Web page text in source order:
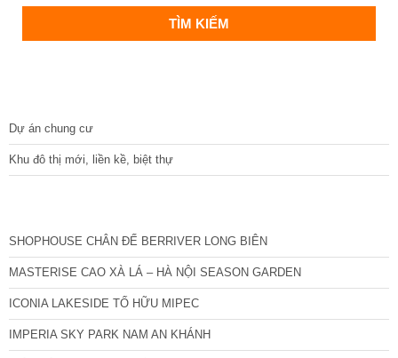
Dự án chung cư
Khu đô thị mới, liền kề, biệt thự
SHOPHOUSE CHÂN ĐẾ BERRIVER LONG BIÊN
MASTERISE CAO XÀ LÁ – HÀ NỘI SEASON GARDEN
ICONIA LAKESIDE TỐ HỮU MIPEC
IMPERIA SKY PARK NAM AN KHÁNH